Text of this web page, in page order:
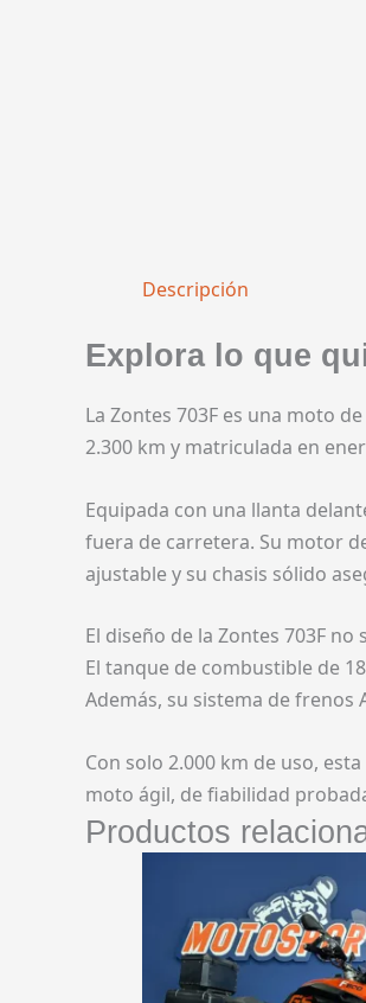
Descripción
Explora lo que
La Zontes 703F es una moto
2.300 km y matriculada en
Equipada con una llanta
fuera de carretera. Su motor
ajustable y su chasis sólido
El diseño de la Zontes 703F
El tanque de combustible de
Además, su sistema de
Con solo 2.000 km de uso,
moto ágil, de fiabilidad
Productos